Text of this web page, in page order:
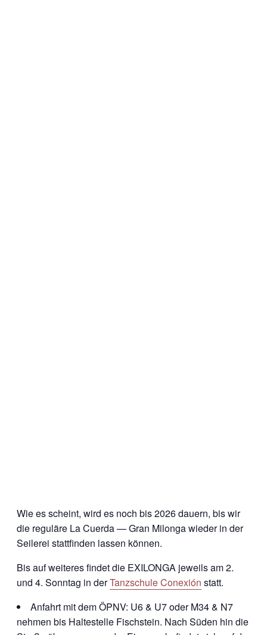
Wie es scheint, wird es noch bis 2026 dauern, bis wir
die reguläre La Cuerda — Gran Milonga wieder in der
Seilerei stattfinden lassen können.
Bis auf weiteres findet die EXILONGA jeweils am 2.
und 4. Sonntag in derTanzschule Conexión statt.
Anfahrt mit dem ÖPNV: U6 & U7 oder M34 & N7
nehmen bis Haltestelle Fischstein. Nach Süden hin die